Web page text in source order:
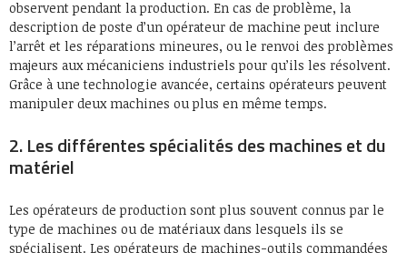
observent pendant la production. En cas de problème, la
description de poste d’un opérateur de machine peut inclure
l’arrêt et les réparations mineures, ou le renvoi des problèmes
majeurs aux mécaniciens industriels pour qu’ils les résolvent.
Grâce à une technologie avancée, certains opérateurs peuvent
manipuler deux machines ou plus en même temps.
2. Les différentes spécialités des machines et du
matériel
Les opérateurs de production sont plus souvent connus par le
type de machines ou de matériaux dans lesquels ils se
spécialisent. Les opérateurs de machines-outils commandées